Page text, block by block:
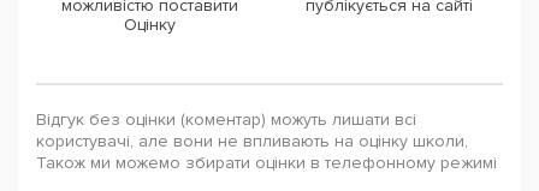
можливістю поставити
Оцінку
публікується на сайті
Відгук без оцінки (коментар) можуть лишати всі
користувачі, але вони не впливають на оцінку школи,
Також ми можемо збирати оцінки в телефонному режимі